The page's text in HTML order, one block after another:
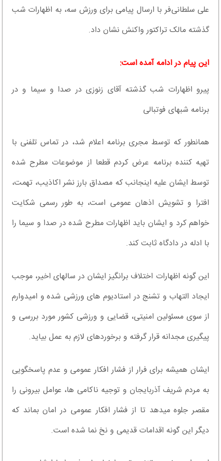
علی سلطانی‌فر با ارسال پیامی برای ورزش سه، به اظهارات شب
گذشته مالک تراکتور واکنش نشان داد.
این پیام در ادامه آمده است:
پیرو اظهارات شب گذشته آقای زنوزی در صدا و سیما و در
برنامه شبهای فوتبالی
همانطور که توسط مجری برنامه اعلام شد، در تماس تلفنی با
تهیه کننده برنامه عرض کردم قطعا از موضوعات مطرح شده
توسط ایشان علیه اینجانب که مصداق بارز نشر اکاذیب، تهمت،
افترا و تشویش اذهان عمومی است، به طور رسمی شکایت
خواهم کرد و ایشان باید اظهارات مطرح شده در صدا و سیما را
با ادله در دادگاه ثابت کند.
این گونه اظهارات اختلاف برانگیز ایشان در سالهای اخیر، موجب
ایجاد التهاب و تشنج در استادیوم های ورزشی شده و امیدوارم
از سوی مسئولین امنیتی، قضایی و ورزشی کشور مورد بررسی و
پیگیری مجدانه قرار گرفته و برخوردهای لازم به عمل بیاید.
ایشان همیشه برای فرار از فشار افکار عمومی و عدم پاسخگویی
به مردم شریف آذربایجان و توجیه ناکامی ها، عوامل بیرونی را
مقصر جلوه میدهد تا از فشار افکار عمومی در امان بماند که
دیگر این گونه اقدامات قدیمی و نخ نما شده است.